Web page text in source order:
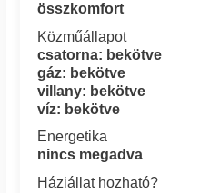
összkomfort
Közműállapot
csatorna: bekötve
gáz: bekötve
villany: bekötve
víz: bekötve
Energetika
nincs megadva
Háziállat hozható?